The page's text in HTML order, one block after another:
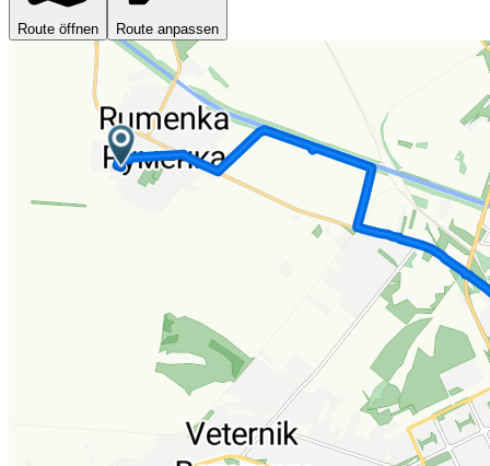
Route öffnen Route anpassen